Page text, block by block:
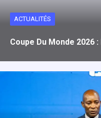
ACTUALITÉS
Coupe Du Monde 2026